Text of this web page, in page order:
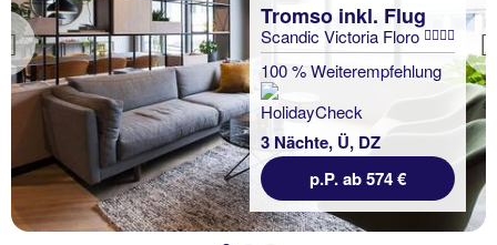
Previous
Tromso inkl. Flug
Scandic Victoria Floro
100 % Weiterempfehlung
3 Nächte, Ü, DZ
p.P. ab 574 €